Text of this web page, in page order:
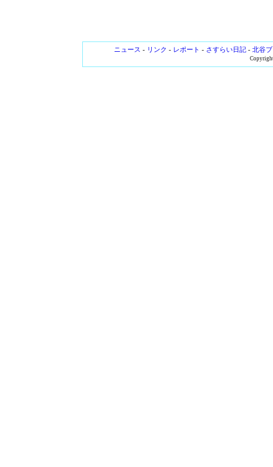
ニュース - リンク - レポート - さすらい日記- 北谷